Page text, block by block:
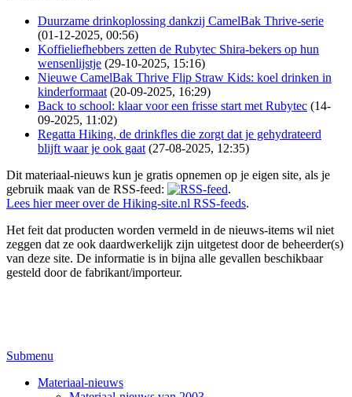
Duurzame drinkoplossing dankzij CamelBak Thrive-serie
(01-12-2025, 00:56)
Koffieliefhebbers zetten de Rubytec Shira-bekers op hun
wensenlijstje (29-10-2025, 15:16)
Nieuwe CamelBak Thrive Flip Straw Kids: koel drinken in
kinderformaat (20-09-2025, 16:29)
Back to school: klaar voor een frisse start met Rubytec (14-
09-2025, 11:02)
Regatta Hiking, de drinkfles die zorgt dat je gehydrateerd
blijft waar je ook gaat (27-08-2025, 12:35)
Dit materiaal-nieuws kun je gratis opnemen op je eigen site, als je
gebruik maak van de RSS-feed:
.
Lees hier meer over de Hiking-site.nl RSS-feeds.
Het feit dat producten worden vermeld in de nieuws-items wil niet
zeggen dat ze ook daardwerkelijk zijn uitgetest door de beheerder(s)
van deze site. De informatie is in bijna alle gevallen beschikbaar
gesteld door de fabrikant/importeur.
Submenu
Materiaal-nieuws